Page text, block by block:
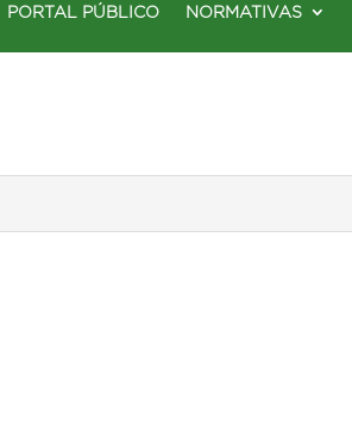
PORTAL PÚBLICO NORMATIVAS